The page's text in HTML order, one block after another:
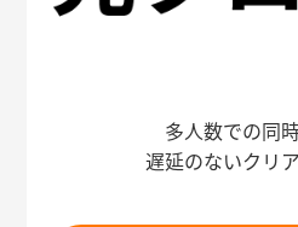
多人数での同
遅延のないクリ